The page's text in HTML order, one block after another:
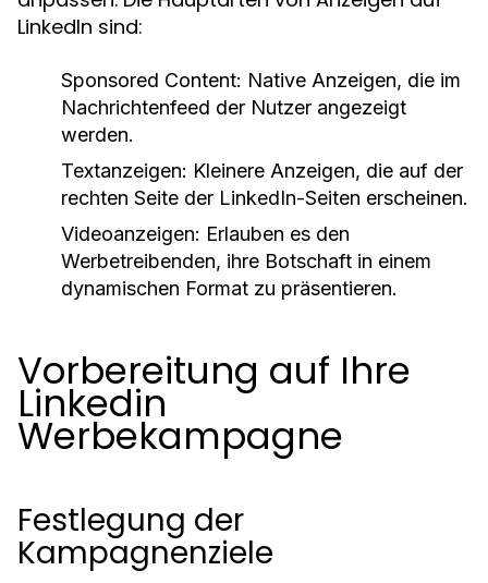
LinkedIn sind:
Sponsored Content: Native Anzeigen, die im
Nachrichtenfeed der Nutzer angezeigt
werden.
Textanzeigen: Kleinere Anzeigen, die auf der
rechten Seite der LinkedIn-Seiten erscheinen.
Videoanzeigen: Erlauben es den
Werbetreibenden, ihre Botschaft in einem
dynamischen Format zu präsentieren.
Vorbereitung auf Ihre
Linkedin
Werbekampagne
Festlegung der
Kampagnenziele